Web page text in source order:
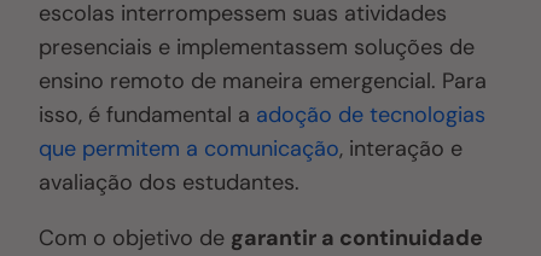
escolas interrompessem suas atividades
presenciais e implementassem soluções de
ensino remoto de maneira emergencial. Para
isso, é fundamental a adoção de tecnologias
que permitem a comunicação, interação e
avaliação dos estudantes.
Com o objetivo de garantir a continuidade